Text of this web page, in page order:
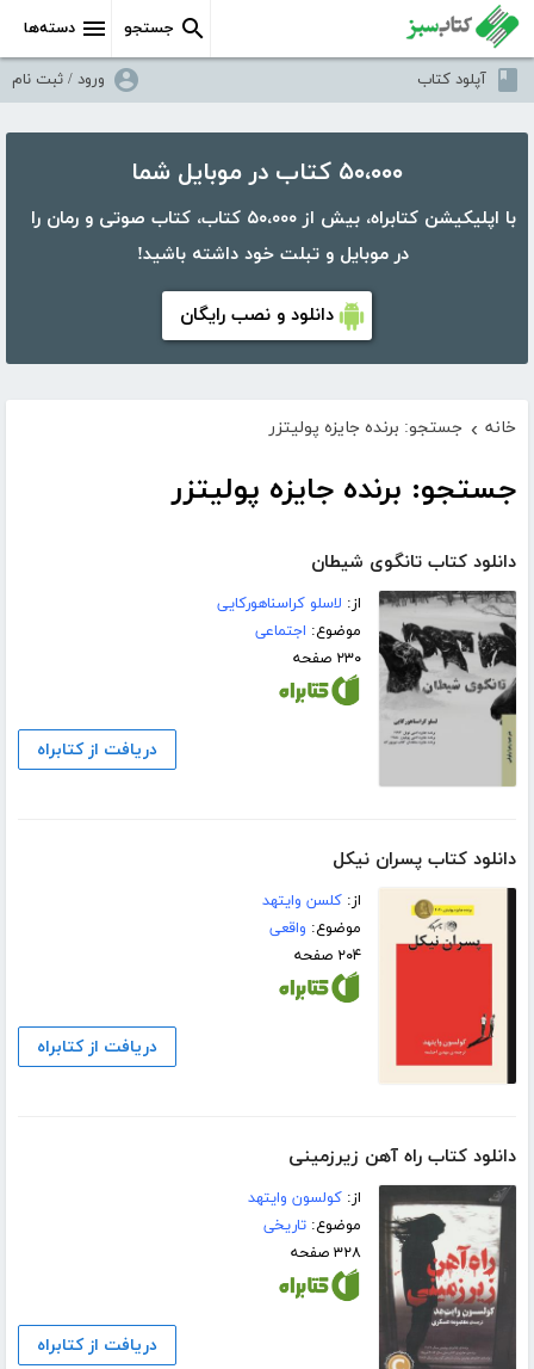
دسته‌ها جستجو
آپلود کتاب ورود / ثبت نام
۵۰،۰۰۰ کتاب در موبایل شما
با اپلیکیشن کتابراه، بیش از ۵۰،۰۰۰ کتاب، کتاب صوتی و رمان را
در موبایل و تبلت خود داشته باشید!
دانلود و نصب رایگان
خانه › جستجو: برنده جایزه پولیتزر
جستجو: برنده جایزه پولیتزر
دانلود کتاب تانگوی شیطان
از: لاسلو کراسناهورکایی
موضوع: اجتماعی
۲۳۰ صفحه
دریافت از کتابراه
دانلود کتاب پسران نیکل
از:کلسن وایتهد
موضوع: واقعی
۲۰۴ صفحه
دریافت از کتابراه
دانلود کتاب راه آهن زیرزمینی
از:کولسون وایتهد
موضوع:تاریخی
۳۲۸ صفحه
دریافت از کتابراه